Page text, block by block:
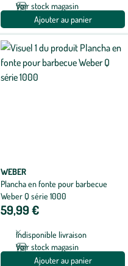
Voir stock magasin
Ajouter au panier
WEBER
Plancha en fonte pour barbecue
Weber Q série 1000
59,99 €
Indisponible livraison
Voir stock magasin
Ajouter au panier